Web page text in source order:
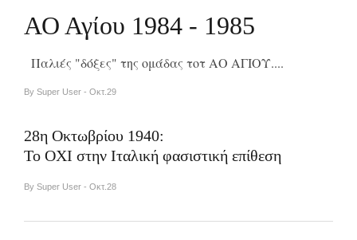
ΑΟ Αγίου 1984 - 1985
Παλιές "δόξες" της ομάδας τοτ ΑΟ ΑΓΙΟΥ....
By Super User - Οκτ.29
28η Οκτωβρίου 1940:
Το ΟΧΙ στην Ιταλική φασιστική επίθεση
By Super User - Οκτ.28